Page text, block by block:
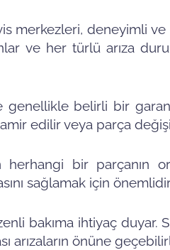
merkezleri, deneyimli
ve her türlü arıza
genellikle belirli bir
edilir veya parça
herhangi bir parçanın
sağlamak için
bakıma ihtiyaç duyar.
arızaların önüne